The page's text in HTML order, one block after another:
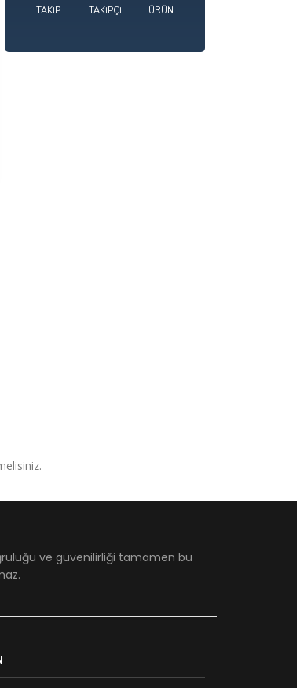
TAKIP TAKIPÇI ÜRÜN
ve güvenilirliği tamamen bu